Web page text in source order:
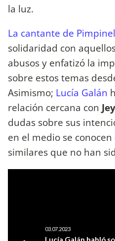
la luz.
La cantante de
solidaridad con
abusos y enfatizó la
sobre estos temas
Asimismo; Lucía Galán
relación cercana con
dudas sobre sus
en el medio se
similares que no han